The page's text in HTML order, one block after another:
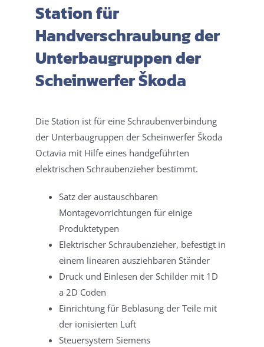
Station für
Handverschraubung der
Unterbaugruppen der
Scheinwerfer Škoda
Die Station ist für eine Schraubenverbindung
der Unterbaugruppen der Scheinwerfer Škoda
Octavia mit Hilfe eines handgeführten
elektrischen Schraubenzieher bestimmt.
Satz der austauschbaren
Montagevorrichtungen für einige
Produktetypen
Elektrischer Schraubenzieher, befestigt in
einem linearen ausziehbaren Ständer
Druck und Einlesen der Schilder mit 1D
a 2D Coden
Einrichtung für Beblasung der Teile mit
der ionisierten Luft
Steuersystem Siemens